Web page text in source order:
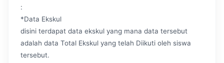
:
*Data Ekskul
disini terdapat data ekskul yang mana data tersebut
adalah data Total Ekskul yang telah Diikuti oleh siswa
tersebut.